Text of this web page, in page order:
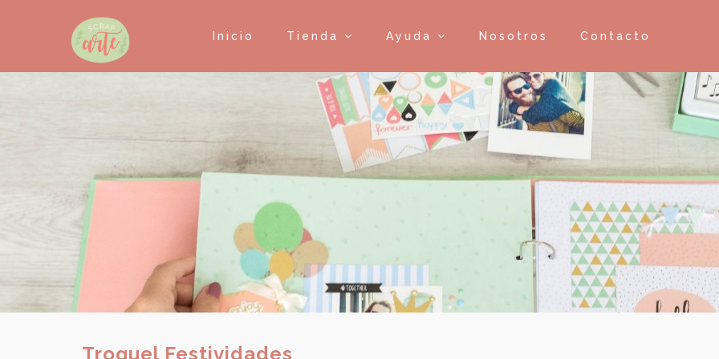
Inicio Tienda Ayuda Nosotros Contacto
Troquel Festividades